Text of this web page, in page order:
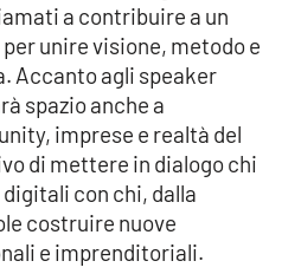
a contribuire a un
unire visione, metodo e
Accanto agli speaker
spazio anche a
imprese e realtà del
di mettere in dialogo chi
con chi, dalla
costruire nuove
e imprenditoriali.